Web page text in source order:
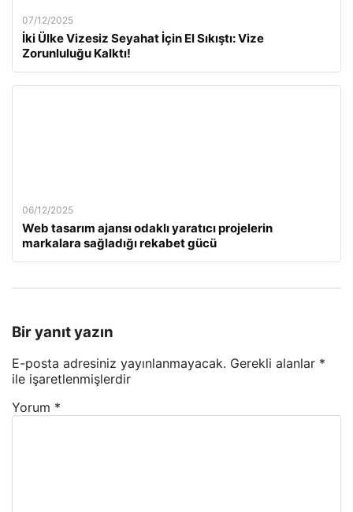
07/12/2025
İki Ülke Vizesiz Seyahat İçin El Sıkıştı: Vize
Zorunluluğu Kalktı!
06/12/2025
Web tasarım ajansı odaklı yaratıcı projelerin
markalara sağladığı rekabet gücü
Bir yanıt yazın
E-posta adresiniz yayınlanmayacak. Gerekli alanlar *
ile işaretlenmişlerdir
Yorum *